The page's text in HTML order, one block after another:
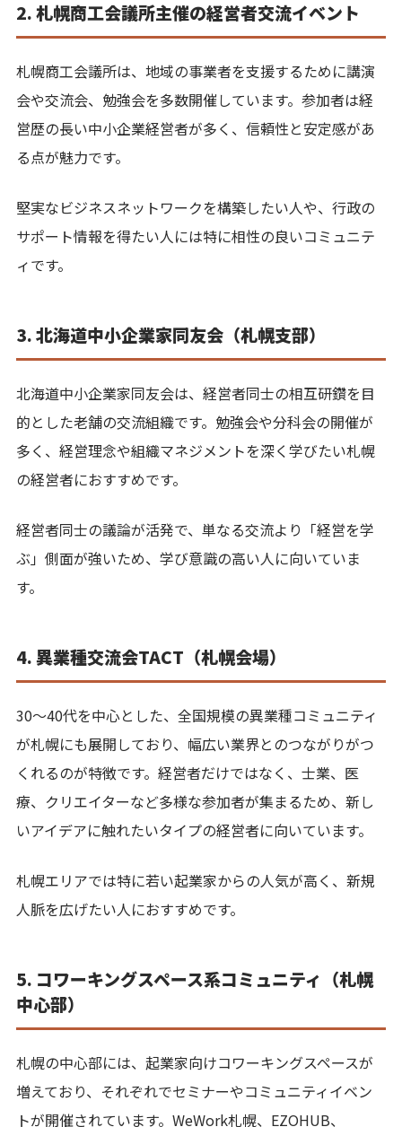
2. 札幌商工会議所主催の経営者交流イベント
札幌商工会議所は、地域の事業者を支援するために講演
会や交流会、勉強会を多数開催しています。参加者は経
営歴の長い中小企業経営者が多く、信頼性と安定感があ
る点が魅力です。
堅実なビジネスネットワークを構築したい人や、行政の
サポート情報を得たい人には特に相性の良いコミュニテ
ィです。
3. 北海道中小企業家同友会（札幌支部）
北海道中小企業家同友会は、経営者同士の相互研鑽を目
的とした老舗の交流組織です。勉強会や分科会の開催が
多く、経営理念や組織マネジメントを深く学びたい札幌
の経営者におすすめです。
経営者同士の議論が活発で、単なる交流より「経営を学
ぶ」側面が強いため、学び意識の高い人に向いていま
す。
4. 異業種交流会TACT（札幌会場）
30〜40代を中心とした、全国規模の異業種コミュニティ
が札幌にも展開しており、幅広い業界とのつながりがつ
くれるのが特徴です。経営者だけではなく、士業、医
療、クリエイターなど多様な参加者が集まるため、新し
いアイデアに触れたいタイプの経営者に向いています。
札幌エリアでは特に若い起業家からの人気が高く、新規
人脈を広げたい人におすすめです。
5. コワーキングスペース系コミュニティ（札幌
中心部）
札幌の中心部には、起業家向けコワーキングスペースが
増えており、それぞれでセミナーやコミュニティイベン
トが開催されています。WeWork札幌、EZOHUB、